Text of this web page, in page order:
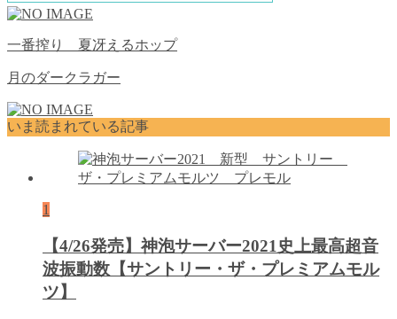
一番搾り 夏冴えるホップ
月のダークラガー
いま読まれている記事
1
【4/26発売】神泡サーバー2021史上最高超音
波振動数【サントリー・ザ・プレミアムモル
ツ】